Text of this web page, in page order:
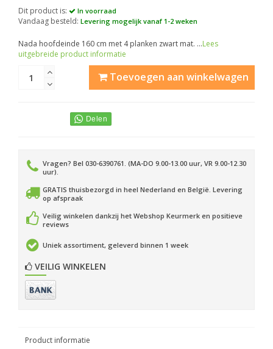
Dit product is: In voorraad
Vandaag besteld: Levering mogelijk vanaf 1-2 weken
Nada hoofdeinde 160 cm met 4 planken zwart mat. ...Lees
uitgebreide product informatie
Toevoegen aan winkelwagen
Vragen? Bel 030-6390761. (MA-DO 9.00-13.00 uur, VR 9.00-12.30
uur).
GRATIS thuisbezorgd in heel Nederland en België. Levering
op afspraak
Veilig winkelen dankzij het Webshop Keurmerk en positieve
reviews
Uniek assortiment, geleverd binnen 1 week
VEILIG WINKELEN
Product informatie